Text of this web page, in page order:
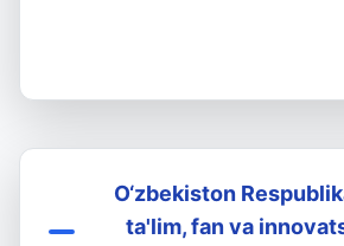
O‘zbekiston
ta'lim, fan va